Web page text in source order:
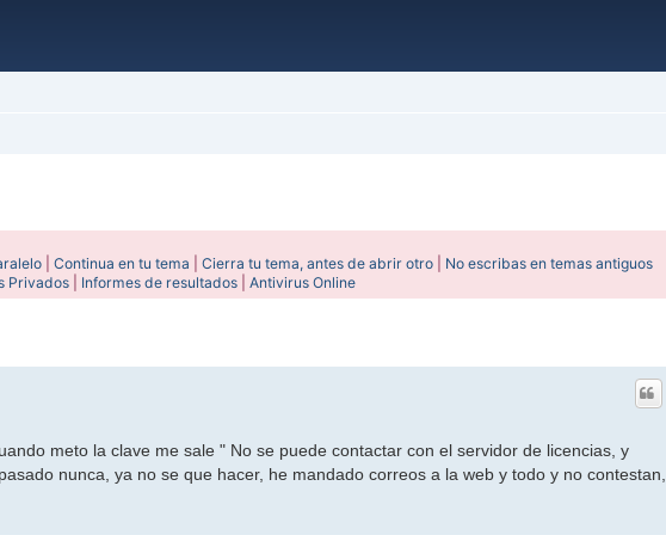
|Continua en tu tema |Cierra tu tema, antes de abrir otro
No escribas en temas antiguos
Privados Informes de resultados |Antivirus Online
meto la clave me sale " No se puede contactar con el servidor de licencias, y
nunca, ya no se que hacer, he mandado correos a la web y todo y no contestan,